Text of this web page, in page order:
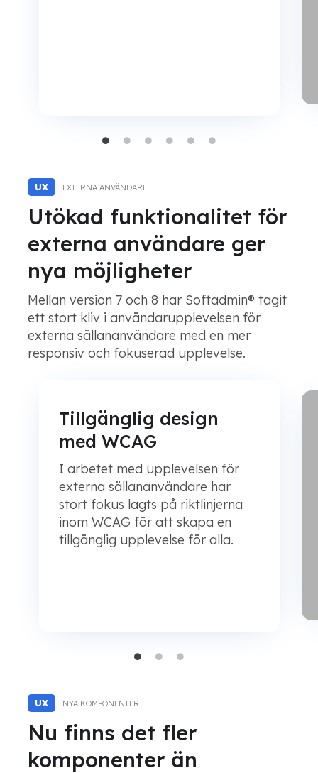
UX EXTERNA ANVÄNDARE
Utökad funktionalitet för
externa användare ger
nya möjligheter
Mellan version 7 och 8 har Softadmin® tagit
ett stort kliv i användarupplevelsen för
externa sällananvändare med en mer
responsiv och fokuserad upplevelse.
Tillgänglig design
med WCAG
I arbetet med upplevelsen för
externa sällananvändare har
stort fokus lagts på riktlinjerna
inom WCAG för att skapa en
tillgänglig upplevelse för alla.
UX NYA KOMPONENTER
Nu finns det fler
komponenter än